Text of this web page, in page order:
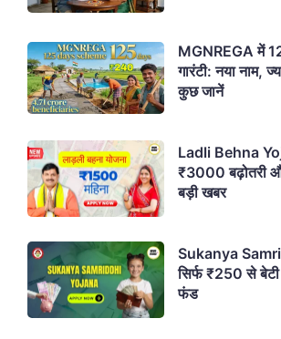
MGNREGA में
गारंटी: नया नाम,
कुछ जानें
Ladli Behna
₹3000 बढ़ोतरी
बड़ी खबर
Sukanya
सिर्फ ₹250 से
फंड